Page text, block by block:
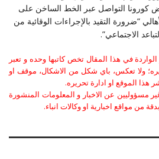
التواصل عبر الخط الساخن على
الأهالي “ضرورة التقيد بالإجراءات الوقائية من
الاجتماعي”.
الواردة في هذا المقال تخص كاتبها وحده و تعبر
ولا تعكس، باي شكل من الاشكال، موقف او
هذا الموقع او ادارة تحريره.
مسؤوليين عن الاخبار و المعلومات المنشورة
من مواقع اخبارية او وكالات انباء.